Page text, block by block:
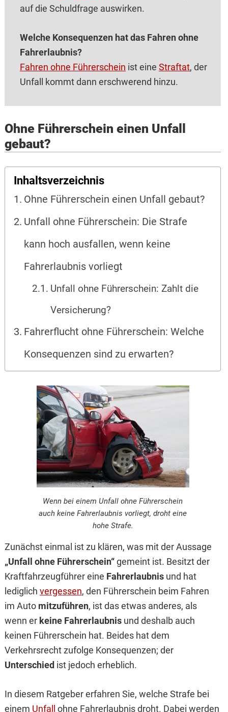
auf die Schuldfrage auswirken.
Welche Konsequenzen hat das Fahren ohne
Fahrerlaubnis?
Fahren ohne Führerschein ist eine Straftat, der
Unfall kommt dann erschwerend hinzu.
Ohne Führerschein einen Unfall
gebaut?
Inhaltsverzeichnis
Ohne Führerschein einen Unfall gebaut?
Unfall ohne Führerschein: Die Strafe
kann hoch ausfallen, wenn keine
Fahrerlaubnis vorliegt
Unfall ohne Führerschein: Zahlt die
Versicherung?
Fahrerflucht ohne Führerschein: Welche
Konsequenzen sind zu erwarten?
Wenn bei einem Unfall ohne Führerschein
auch keine Fahrerlaubnis vorliegt, droht eine
hohe Strafe.
Zunächst einmal ist zu klären, was mit der Aussage
„Unfall ohne Führerschein“gemeint ist. Besitzt der
Kraftfahrzeugführer eine Fahrerlaubnisund hat
lediglich vergessen, den Führerschein beim Fahren
im Auto mitzuführen, ist das etwas anderes, als
wenn er keine Fahrerlaubnisund deshalb auch
keinen Führerschein hat. Beides hat dem
Verkehrsrecht zufolge Konsequenzen; der
Unterschied ist jedoch erheblich.
In diesem Ratgeber erfahren Sie, welche Strafe bei
einem Unfall
ohne Fahrerlaubnis droht. Dabei werden